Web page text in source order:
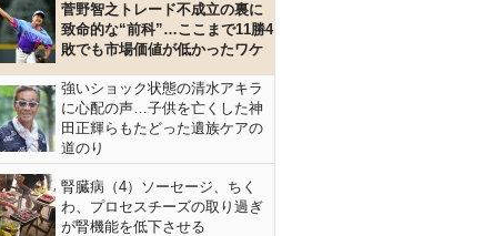
菅野智之トレード不成立の裏に
致命的な“前科”…ここまで11勝4
敗でも市場価値が低かったワケ
強いショック状態の清水アキラ
に心配の声…子供を亡くした神
田正輝らもたどった遺族ケアの
道のり
腎臓病（4）ソーセージ、ちく
わ、プロセスチーズの取り過ぎ
が腎機能を低下させる